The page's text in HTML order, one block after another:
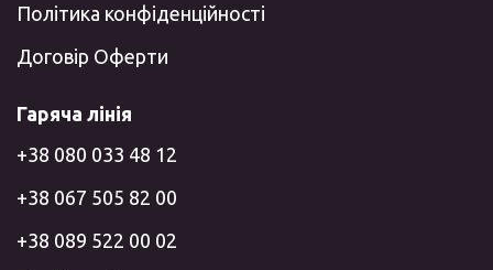
Політика конфіденційності
Договір Оферти
Гаряча лінія
+38 080 033 48 12
+38 067 505 82 00
+38 089 522 00 02